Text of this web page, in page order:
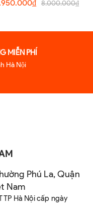
8.000.000₫
MIỄN PHÍ
Hà Nội
Phú La, Quận
Nam
Hà Nội cấp ngày